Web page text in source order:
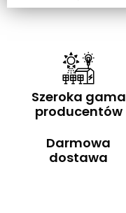
Szeroka gama
producentów
Darmowa
dostawa